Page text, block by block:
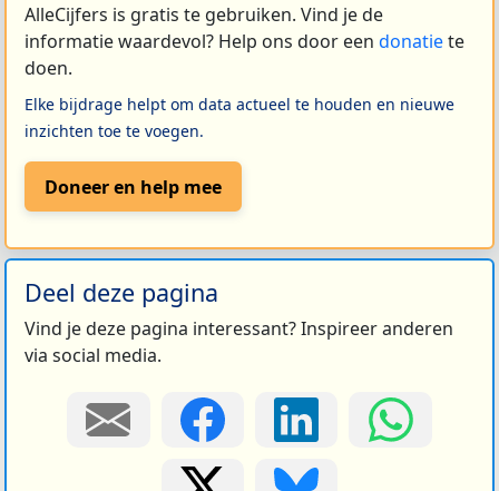
AlleCijfers is gratis te gebruiken. Vind je de
informatie waardevol? Help ons door een donatiete
doen.
Elke bijdrage helpt om data actueel te houden en nieuwe
inzichten toe te voegen.
Doneer en help mee
Deel deze pagina
Vind je deze pagina interessant? Inspireer anderen
via social media.